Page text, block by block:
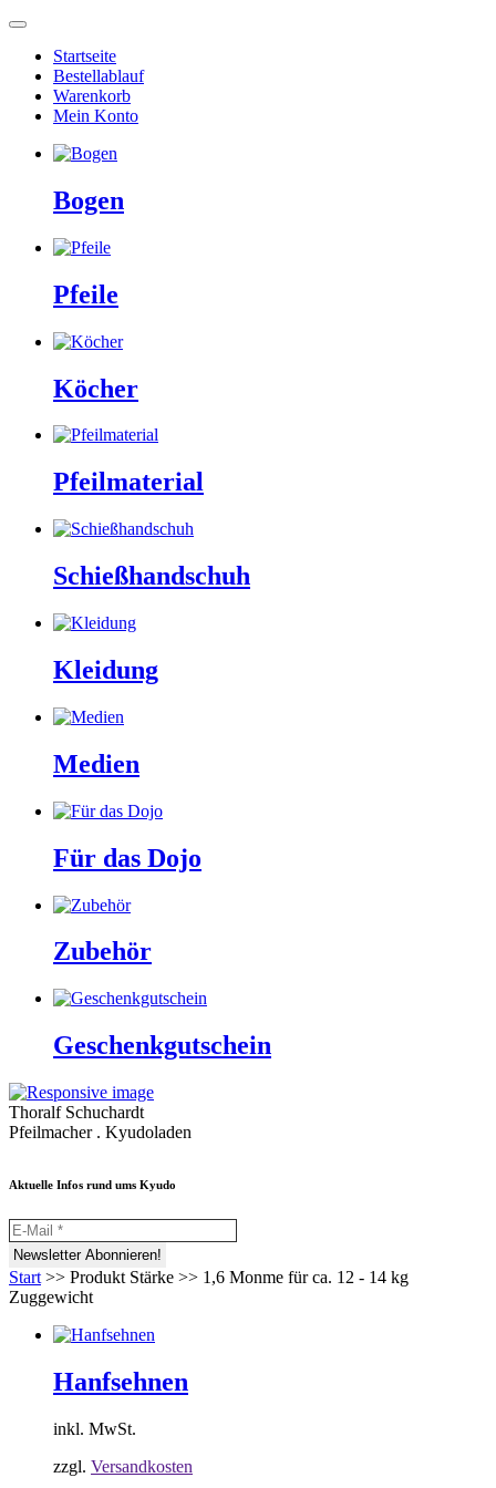
Startseite
Bestellablauf
Warenkorb
Mein Konto
Bogen
Pfeile
Köcher
Pfeilmaterial
Schießhandschuh
Kleidung
Medien
Für das Dojo
Zubehör
Geschenkgutschein
Thoralf Schuchardt
Pfeilmacher . Kyudoladen
Aktuelle Infos rund ums Kyudo
Start >> Produkt Stärke >> 1,6 Monme für ca. 12 - 14 kg
Zuggewicht
Hanfsehnen
inkl. MwSt.
zzgl. Versandkosten